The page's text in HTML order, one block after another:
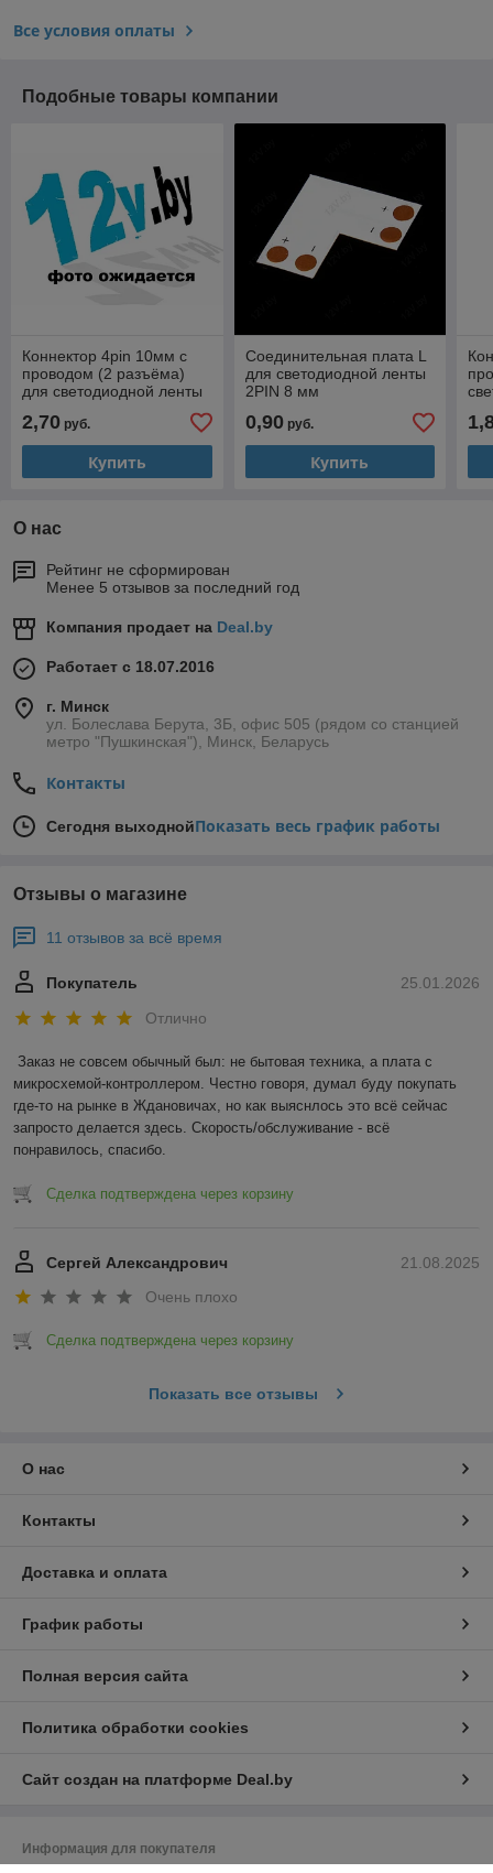
Все условия оплаты
Подобные товары компании
Коннектор 4pin 10мм с
проводом (2 разъёма)
для светодиодной ленты
2,70 руб.
Купить
Соединительная плата L
для светодиодной ленты
2PIN 8 мм
0,90руб.
Купить
О нас
Рейтинг не сформирован
Менее 5 отзывов за последний год
Компания продает на Deal.by
Работает с 18.07.2016
г. Минск
ул. Болеслава Берута, 3Б, офис 505 (рядом со станцией
метро "Пушкинская"), Минск, Беларусь
Контакты
Сегодня выходнойПоказать весь график работы
Отзывы о магазине
11 отзывов за всё время
25.01.2026
Покупатель
Отлично
Заказ не совсем обычный был: не бытовая техника, а плата с
микросхемой-контроллером. Честно говоря, думал буду покупать
где-то на рынке в Ждановичах, но как выяснлось это всё сейчас
запросто делается здесь. Скорость/обслуживание - всё
понравилось, спасибо.
Сделка подтверждена через корзину
21.08.2025
Сергей Александрович
Очень плохо
Сделка подтверждена через корзину
Показать все отзывы
О нас
Контакты
Доставка и оплата
График работы
Полная версия сайта
Политика обработки cookies
Сайт создан на платформе Deal.by
Информация для покупателя